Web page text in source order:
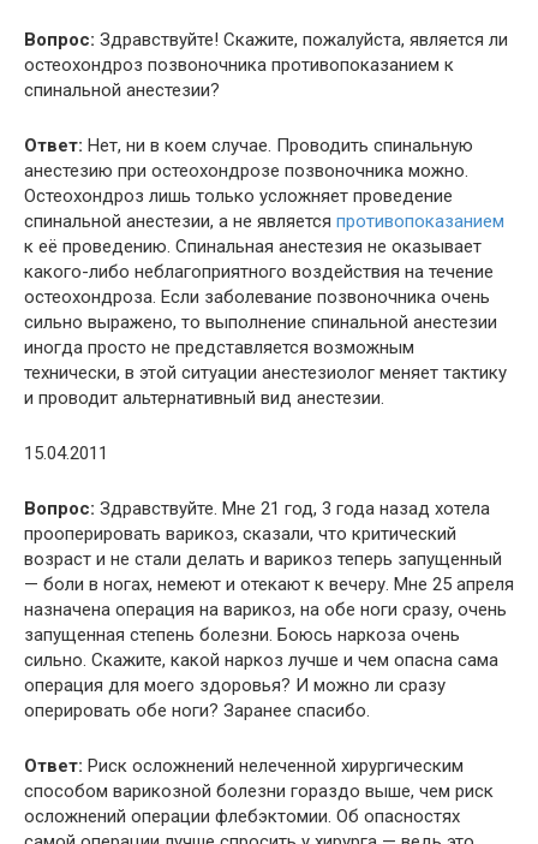
Вопрос: Здравствуйте! Скажите, пожалуйста, является ли
остеохондроз позвоночника противопоказанием к
спинальной анестезии?
Ответ: Нет, ни в коем случае. Проводить спинальную
анестезию при остеохондрозе позвоночника можно.
Остеохондроз лишь только усложняет проведение
спинальной анестезии, а не является противопоказанием
к её проведению. Спинальная анестезия не оказывает
какого-либо неблагоприятного воздействия на течение
остеохондроза. Если заболевание позвоночника очень
сильно выражено, то выполнение спинальной анестезии
иногда просто не представляется возможным
технически, в этой ситуации анестезиолог меняет тактику
и проводит альтернативный вид анестезии.
15.04.2011
Вопрос: Здравствуйте. Мне 21 год, 3 года назад хотела
прооперировать варикоз, сказали, что критический
возраст и не стали делать и варикоз теперь запущенный
— боли в ногах, немеют и отекают к вечеру. Мне 25 апреля
назначена операция на варикоз, на обе ноги сразу, очень
запущенная степень болезни. Боюсь наркоза очень
сильно. Скажите, какой наркоз лучше и чем опасна сама
операция для моего здоровья? И можно ли сразу
оперировать обе ноги? Заранее спасибо.
Ответ: Риск осложнений нелеченной хирургическим
способом варикозной болезни гораздо выше, чем риск
осложнений операции флебэктомии. Об опасностях